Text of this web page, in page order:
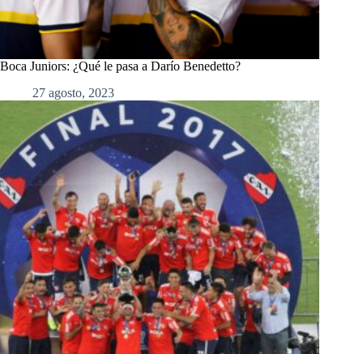
Boca Juniors: ¿Qué le pasa a Darío Benedetto?
27 agosto, 2023